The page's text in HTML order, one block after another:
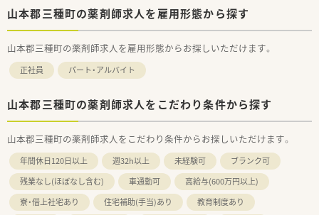
山本郡三種町の薬剤師求人を雇用形態から探す
山本郡三種町の薬剤師求人を雇用形態からお探しいただけます。
正社員 パート・アルバイト
山本郡三種町の薬剤師求人をこだわり条件から探す
山本郡三種町の薬剤師求人をこだわり条件からお探しいただけます。
年間休日120日以上 週32h以上 未経験可
ブランク可
残業なし(ほぼなし含む)
車通勤可
高給与(600万円以上)
寮・借上社宅あり
住宅補助(手当)あり
教育制度あり